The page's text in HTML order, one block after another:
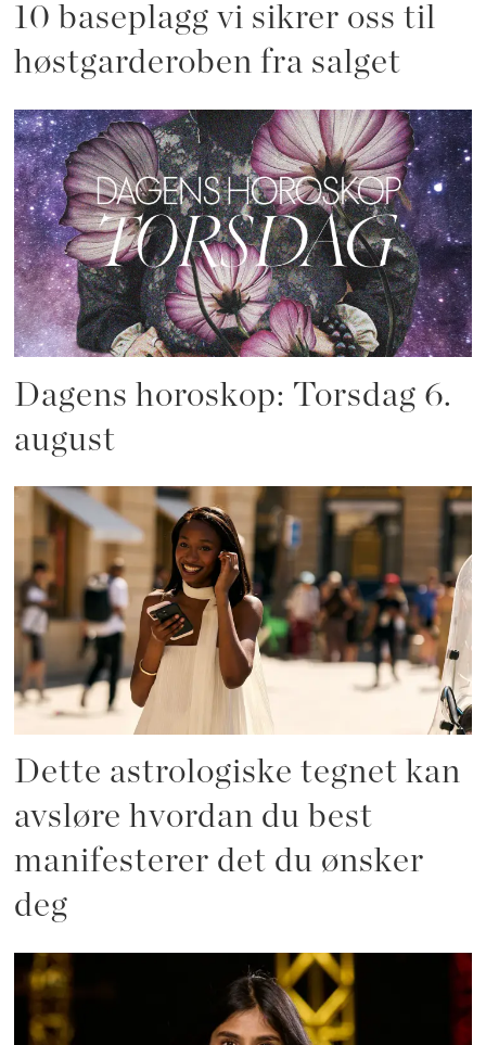
10 baseplagg vi sikrer oss til
høstgarderoben fra salget
Dagens horoskop: Torsdag 6.
august
Dette astrologiske tegnet kan
avsløre hvordan du best
manifesterer det du ønsker
deg